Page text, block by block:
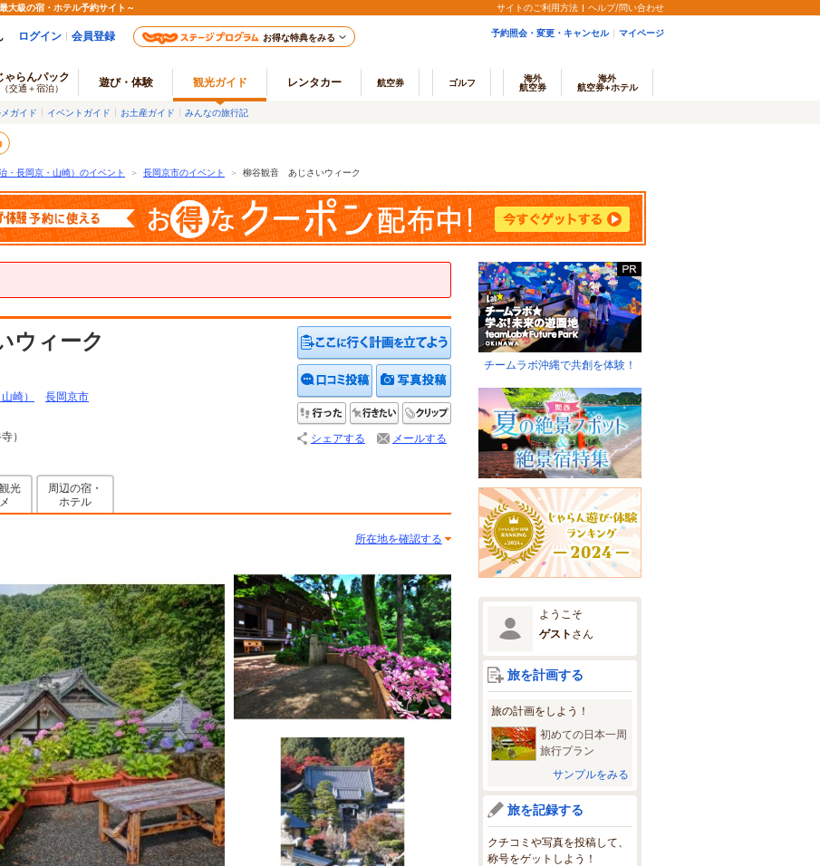
大級の宿・ホテル予約サイト～ サイトのご利用方法 ヘルプ/問い合わせ
ログイン 会員登録 お得な特典をみる 予約照会・変更・キャンセル マイページ
ゃらんパック
（交通＋宿泊） 遊び・体験 観光ガイド レンタカー 航空券 ゴルフ
海外
航空券
海外
航空券+ホテル
ガイド イベントガイド お土産ガイド みんなの旅行記
・長岡京・山崎）のイベント ＞ 長岡京市のイベント ＞ 柳谷観音 あじさいウィーク
ウィーク
崎）
長岡京市
）
クチコミを投稿する写真を投稿する
行った 行きたい クリップ
シェアする メールする
光
周辺の宿・
ホテル
所在地を確認する
チームラボ沖縄で共創を体験！
ようこそ
ゲスト さん
旅を計画する
旅の計画をしよう！
初めての日本一周
旅行プラン
サンプルをみる
旅を記録する
クチコミや写真を投稿して、
称号をゲットしよう！